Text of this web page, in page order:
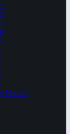
Natural